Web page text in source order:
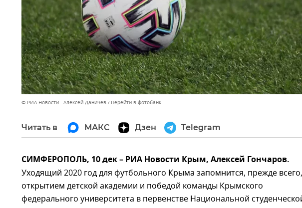
© РИА Новости . Алексей Даничев Перейти в фотобанк
Читать в МАКС Дзен Telegram
СИМФЕРОПОЛЬ, 10 дек – РИА Новости Крым, Алексей Гончаров.
Уходящий 2020 год для футбольного Крыма запомнится, прежде всего,
открытием детской академии и победой команды Крымского
федерального университета в первенстве Национальной